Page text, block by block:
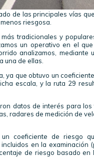
de las principales vías
riesgosa.
tradicionales y
un operativo en el
analizamos, mediante
una de ellas.
ya que obtuvo un
escala, y la ruta 29
datos de interés para los
radares de medición de
coeficiente de riesgo
en la examinación
de riesgo basado en